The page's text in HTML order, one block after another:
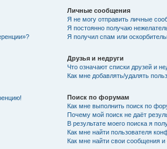
Личные сообщения
Я не могу отправить личные
Я постоянно получаю
Я получил спам или
Друзья и недруги
Что означают списки друзей и
Как мне добавлять/удалять
Поиск по форумам
Как мне выполнить поиск по
Почему мой поиск не даёт
В результате моего поиска я
Как мне найти пользователя
Как мне найти свои сообщения